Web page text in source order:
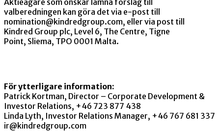
valberedningen kan göra det via e-post till
nomination@kindredgroup.com, eller via post till
Kindred Group plc, Level 6, The Centre, Tigne
Point, Sliema, TPO 0001 Malta.
För ytterligare information:
Patrick Kortman, Director – Corporate Development &
Investor Relations, +46 723 877 438
Linda Lyth, Investor Relations Manager, +46 767 681 337
ir@kindredgroup.com